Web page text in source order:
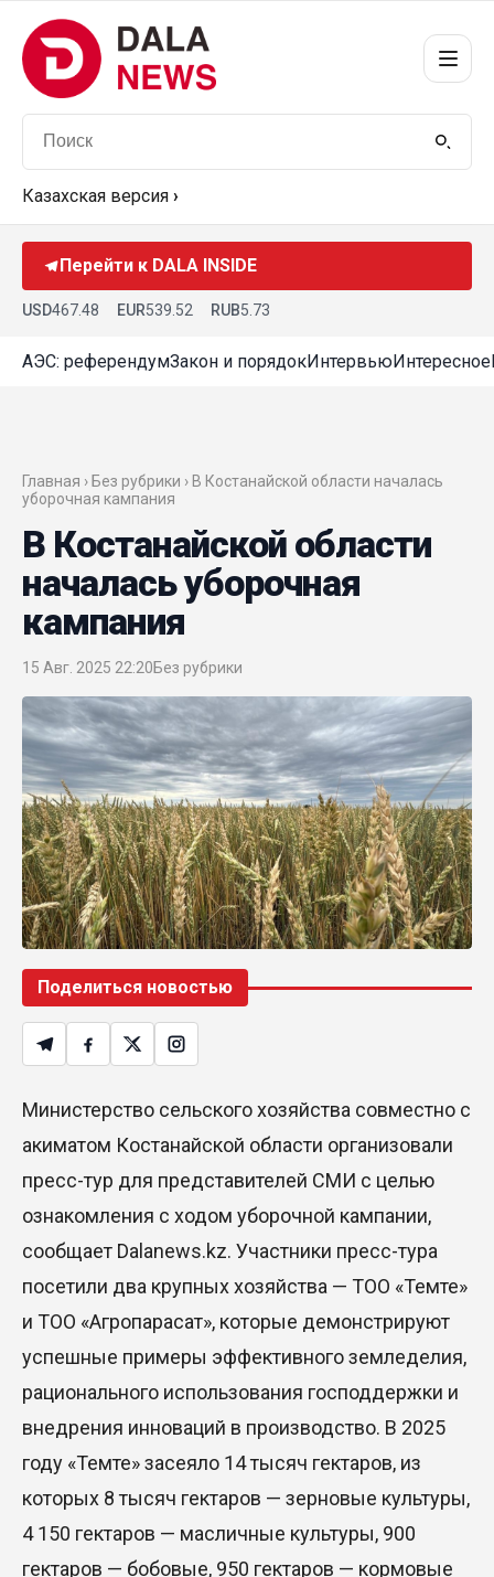
Казахская версия ›
Перейти к DALA INSIDE
USD467.48 EUR539.52 RUB5.73
АЭС: референдумЗакон и порядокИнтервьюИнтересное
Главная › Без рубрики › В Костанайской области началась
уборочная кампания
В Костанайской области
началась уборочная
кампания
15 Авг. 2025 22:20Без рубрики
Поделиться новостью
Министерство сельского хозяйства совместно с
акиматом Костанайской области организовали
пресс-тур для представителей СМИ с целью
ознакомления с ходом уборочной кампании,
сообщает Dalanews.kz. Участники пресс-тура
посетили два крупных хозяйства — ТОО «Темте»
и ТОО «Агропарасат», которые демонстрируют
успешные примеры эффективного земледелия,
рационального использования господдержки и
внедрения инноваций в производство. В 2025
году «Темте» засеяло 14 тысяч гектаров, из
которых 8 тысяч гектаров — зерновые культуры,
4 150 гектаров — масличные культуры, 900
гектаров — бобовые, 950 гектаров — кормовые